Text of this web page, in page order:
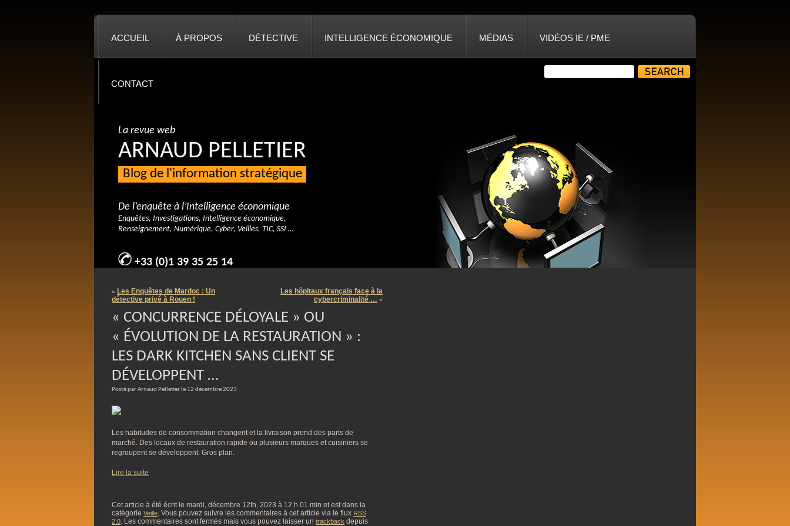
ACCUEIL À PROPOS DÉTECTIVE INTELLIGENCE ÉCONOMIQUE MÉDIAS VIDÉOS IE / PME
CONTACT
La revue web
ARNAUD PELLETIER
Blog de l'information stratégique
De l’enquête à l’Intelligence économique
Enquêtes, Investigations, Intelligence économique,
Renseignement, Numérique, Cyber, Veilles, TIC, SSI …
+33 (0)1 39 35 25 14
« Les Enquêtes de Mardoc : Un
détective privé à Rouen !
Les hôpitaux français face à la
cybercriminalité … »
« CONCURRENCE DÉLOYALE » OU
« ÉVOLUTION DE LA RESTAURATION » :
LES DARK KITCHEN SANS CLIENT SE
DÉVELOPPENT …
Posté par Arnaud Pelletier le 12 décembre 2023
Les habitudes de consommation changent et la livraison prend des parts de
marché. Des locaux de restauration rapide ou plusieurs marques et cuisiniers se
regroupent se développent. Gros plan.
Lire la suite
Cet article à été écrit le mardi, décembre 12th, 2023 à 12 h 01 min et est dans la
catégorie Veille. Vous pouvez suivre les commentaires à cet article via le flux RSS
2.0. Les commentaires sont fermés mais vous pouvez laisser un trackback depuis